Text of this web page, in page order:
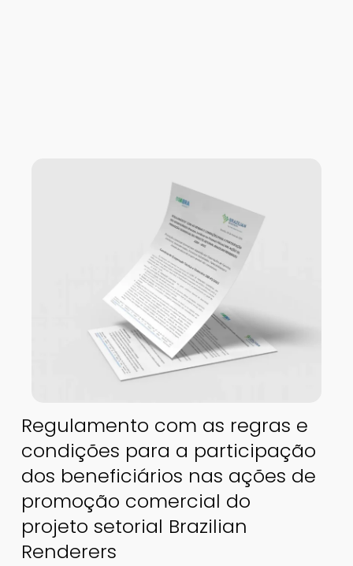
Regulamento com as regras e
condições para a participação
dos beneficiários nas ações de
promoção comercial do
projeto setorial Brazilian
Renderers